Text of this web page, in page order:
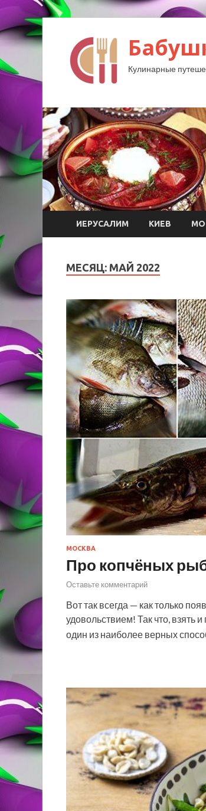
Кулинарные
ИЕРУСАЛИМ КИЕВ
МЕСЯЦ: МАЙ 2022
МОСКВА
Про копчёных
Оставьте комментарий
Вот так всегда — как только
удовольствием! Так что, взять
один из наиболее верных